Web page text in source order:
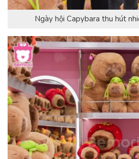
Ngày hội Capybara thu hút